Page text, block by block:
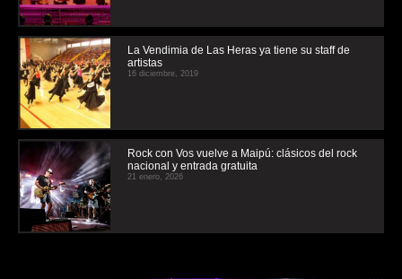
La Vendimia de Las Heras ya tiene su staff de
artistas
16 diciembre, 2019
Rock con Vos vuelve a Maipú: clásicos del rock
nacional y entrada gratuita
21 enero, 2026